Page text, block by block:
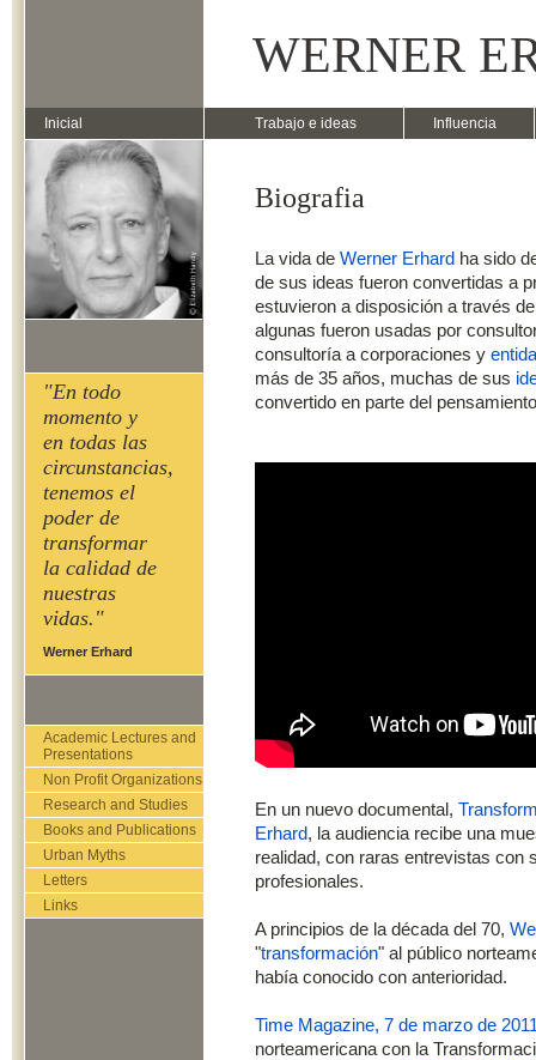
Biografia
La vida de Werner Erhard ha sido
de sus ideas fueron convertidas a
estuvieron a disposición a través
algunas fueron usadas por
consultoría a corporaciones y
más de 35 años, muchas de sus
convertido en parte del
En un nuevo documental,
Erhard, la audiencia recibe una
realidad, con raras entrevistas con
profesionales.
A principios de la década del 70,
"transformación" al público
había conocido con anterioridad.
Time Magazine, 7 de marzo de
norteamericana con la
"En todo
momento y
en todas las
circunstancias,
tenemos el
poder de
transformar
la calidad de
nuestras
vidas."
Werner Erhard
Academic Lectures and
Presentations
Non Profit Organizations
Research and Studies
Books and Publications
Urban Myths
Letters
Links
WERNER
Inicial Trabajo e ideas Influencia